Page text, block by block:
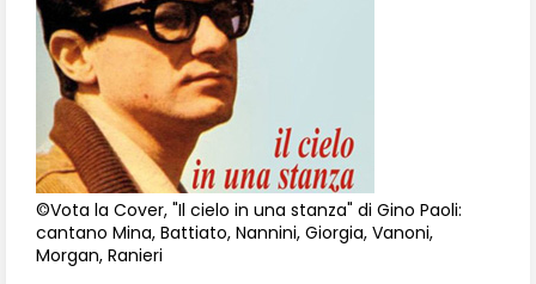
©Vota la Cover, "Il cielo in una stanza" di Gino Paoli:
cantano Mina, Battiato, Nannini, Giorgia, Vanoni,
Morgan, Ranieri